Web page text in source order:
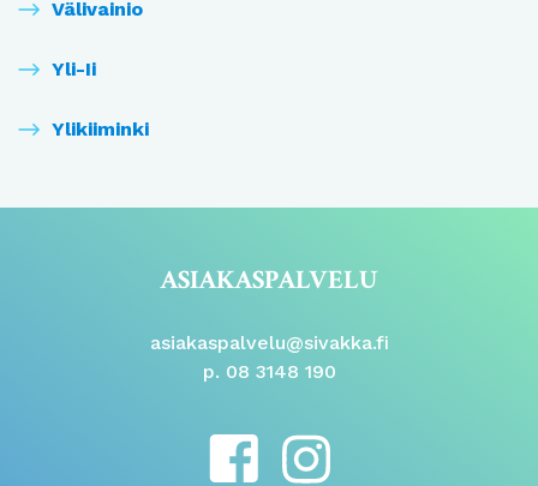
Välivainio
Yli-Ii
Ylikiiminki
ASIAKASPALVELU
asiakaspalvelu@sivakka.fi
p. 08 3148 190